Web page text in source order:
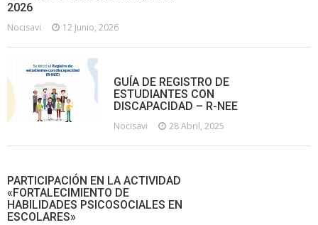
2026
Nocisavi 12 Junio, 2026
GUÍA DE REGISTRO DE
ESTUDIANTES CON
DISCAPACIDAD – R-NEE
Nocisavi 28 Abril, 2025
PARTICIPACIÓN EN LA ACTIVIDAD
«FORTALECIMIENTO DE
HABILIDADES PSICOSOCIALES EN
ESCOLARES»